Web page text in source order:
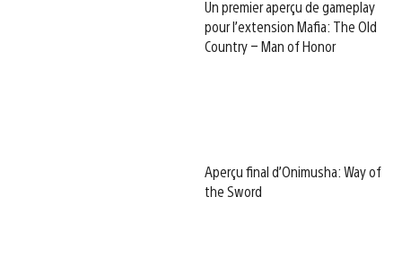
Un premier aperçu de gameplay
pour l’extension Mafia: The Old
Country – Man of Honor
Aperçu final d’Onimusha: Way of
the Sword